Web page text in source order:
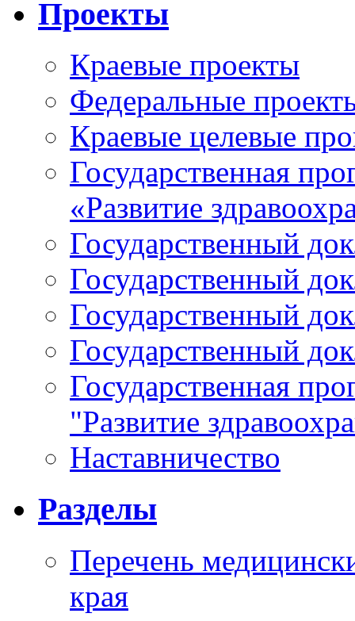
Проекты
Краевые проекты
Федеральные
Краевые целевые
Государственная
«Развитие
Государственный
Государственный
Государственный
Государственный
Государственная
"Развитие
Наставничество
Разделы
Перечень
края